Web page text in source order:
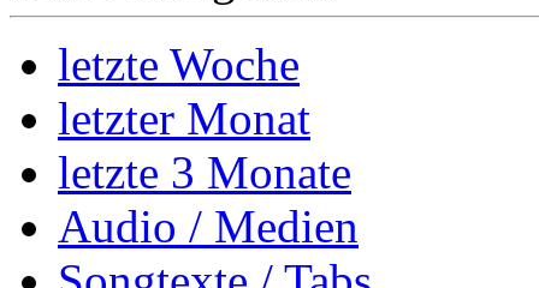
letzte Woche
letzter Monat
letzte 3 Monate
Audio / Medien